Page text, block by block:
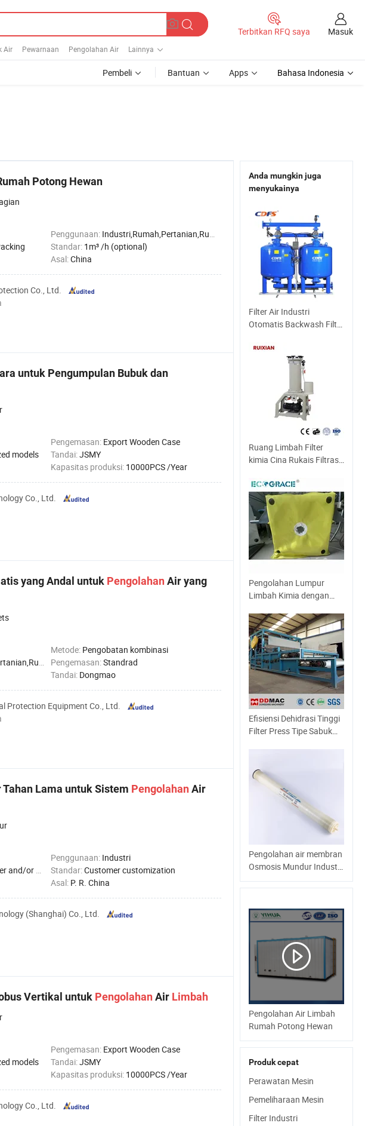
Air Pewarnaan Pengolahan Air Lainnya
Terbitkan RFQ saya Masuk
Pembeli Bantuan Apps Bahasa Indonesia
Potong Hewan
Penggunaan: Industri,Rumah,Pertanian,Rumah sakit
Standar: 1m³ /h (optional)
Asal:China
Co., Ltd.
untuk Pengumpulan Bubuk dan
Pengemasan: Export Wooden Case
models Tandai:JSMY
Kapasitas produksi: 10000PCS /Year
Co., Ltd.
yang Andal untuk PengolahanAir yang
Metode: Pengobatan kombinasi
sakit Pengemasan:Standrad
Tandai: Dongmao
Protection Equipment Co., Ltd.
Lama untuk Sistem PengolahanAir
Penggunaan: Industri
Ispm-Stampe Standar:Customer customization
Asal: P. R. China
(Shanghai) Co., Ltd.
Vertikal untuk PengolahanAir Limbah
Pengemasan: Export Wooden Case
models Tandai:JSMY
Kapasitas produksi: 10000PCS /Year
Co., Ltd.
Anda mungkin juga
menyukainya
Filter Air Industri
Otomatis Backwash Filter
Pasir Kuarsa untuk
Desalinasi Air Laut
Pengolahan Air Sistem
Irigasi Tetes
Ruang Limbah Filter
kimia Cina Rukais Filtrasi
Penyepuhan Industri
Filter Industri Bahan
kimia sebagai berikut
adalah Perawatan kimia
Plasindustri Filter
Pengolahan Lumpur
Limbah Kimia dengan
Mikron
Efisiensi Dehidrasi Tinggi
Filter Press Tipe Sabuk
Pomace
Pengolahan air membran
Osmosis Mundur Industri
4040 Tanaman
Pengolahan Air Limbah
Rumah Potong Hewan
Produk cepat
Perawatan Mesin
Pemeliharaan Mesin
Filter Industri